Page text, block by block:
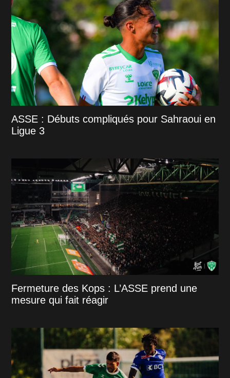
ASSE : Débuts compliqués pour Sahraoui en
Ligue 3
Fermeture des Kops : L’ASSE prend une
mesure qui fait réagir